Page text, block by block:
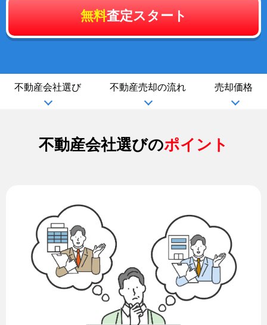
無料査定スタート
不動産会社選び 不動産売却の流れ 売却価格
不動産会社選びのポイント